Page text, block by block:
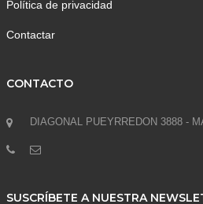
Política de privacidad
Contactar
CONTACTO
DIAGONAL PUEYRREDON 3888 -
SUSCRÍBETE A NUESTRA